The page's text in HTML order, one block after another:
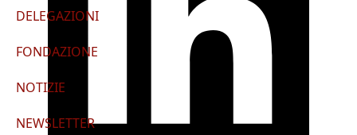
DELEGAZIONI
FONDAZIONE
NOTIZIE
NEWSLETTER